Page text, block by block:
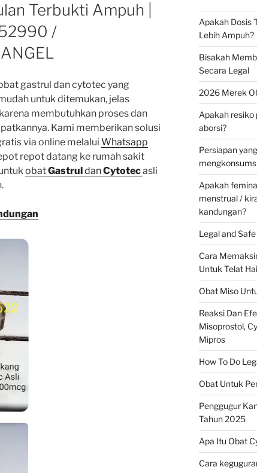
Terbukti Ampuh |
/
gastrul dan cytotec yang
untuk ditemukan, jelas
membutuhkan proses dan
Kami memberikan solusi
via online melalui Whatsapp
repot datang ke rumah sakit
obatGastruldanCytotecasli
Apakah Dosis
Lebih Ampuh?
Bisakah
Secara Legal
2026 Merek
Apakah resiko
aborsi?
Persiapan
Apakah
menstrual /
kandungan?
Legal and
Cara
Untuk Telat
Obat Miso
Reaksi Dan
Misoprostol,
Mipros
How To Do
Obat Untuk
Penggugur
Tahun 2025
Apa Itu Obat
Cara